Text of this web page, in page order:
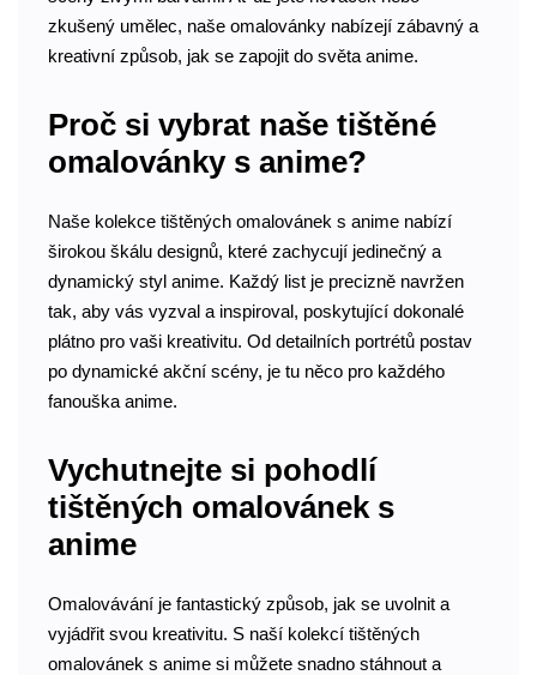
zkušený umělec, naše omalovánky nabízejí zábavný a
kreativní způsob, jak se zapojit do světa anime.
Proč si vybrat naše tištěné
omalovánky s anime?
Naše kolekce tištěných omalovánek s anime nabízí
širokou škálu designů, které zachycují jedinečný a
dynamický styl anime. Každý list je precizně navržen
tak, aby vás vyzval a inspiroval, poskytující dokonalé
plátno pro vaši kreativitu. Od detailních portrétů postav
po dynamické akční scény, je tu něco pro každého
fanouška anime.
Vychutnejte si pohodlí
tištěných omalovánek s
anime
Omalovávání je fantastický způsob, jak se uvolnit a
vyjádřit svou kreativitu. S naší kolekcí tištěných
omalovánek s anime si můžete snadno stáhnout a